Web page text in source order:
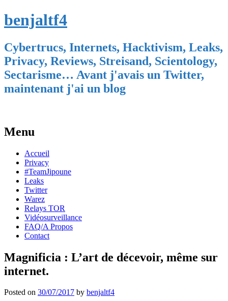
benjaltf4
Cybertrucs, Internets, Hacktivism, Leaks,
Privacy, Reviews, Streisand, Scientology,
Sectarisme… Avant j'avais un Twitter,
maintenant j'ai un blog
Menu
Skip
content
Accueil
Privacy
#TeamJipoune
Leaks
Twitter
Warez
Relays TOR
Vidéosurveillance
FAQ/A Propos
Contact
Magnificia : L’art de décevoir, même sur
internet.
Posted on 30/07/2017 by benjaltf4